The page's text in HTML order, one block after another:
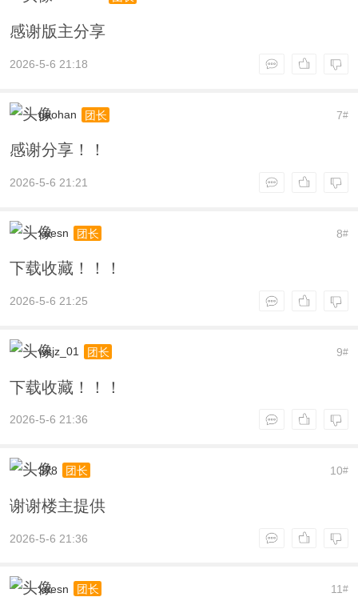
感谢版主分享
2026-5-6 21:18
7#
gaohan 团长
感谢分享！！
2026-5-6 21:21
8#
xuesn 团长
下载收藏！！！
2026-5-6 21:25
9#
wsjz_01 团长
下载收藏！！！
2026-5-6 21:36
10#
378 团长
谢谢楼主提供
2026-5-6 21:36
11#
xuesn 团长